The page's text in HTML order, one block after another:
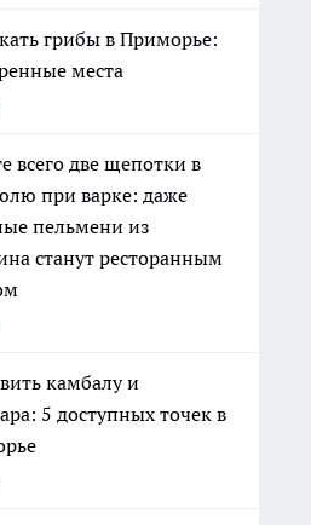
грибы в Приморье:
места
всего две щепотки в
при варке: даже
пельмени из
станут ресторанным
камбалу и
5 доступных точек в